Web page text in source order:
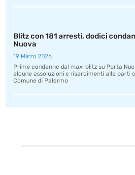
Blitz con 181 arresti, dodici
Nuova
19 Marzo 2026
Prime condanne dal maxi blitz su Porta
alcune assoluzioni e risarcimenti alle parti
Comune di Palermo